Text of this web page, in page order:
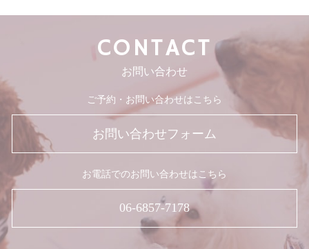
CONTACT
お問い合わせ
ご予約・お問い合わせはこちら
お問い合わせフォーム
お電話でのお問い合わせはこちら
06-6857-7178